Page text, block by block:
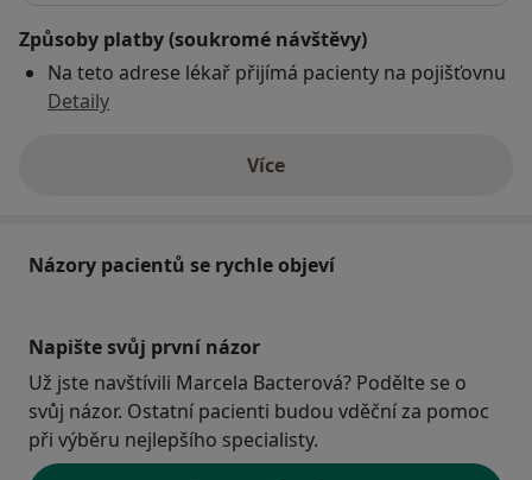
Způsoby platby (soukromé návštěvy)
Na teto adrese lékař přijímá pacienty na pojišťovnu
Detaily
Víceo adrese
Názory pacientů se rychle objeví
Napište svůj první názor
Už jste navštívili Marcela Bacterová? Podělte se o
svůj názor. Ostatní pacienti budou vděční za pomoc
při výběru nejlepšího specialisty.